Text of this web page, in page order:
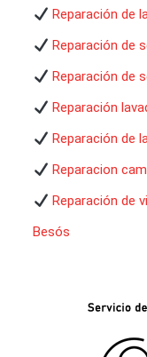
Reparación de
Reparación de
Reparación de
Reparación
Reparación de
Reparacion
Reparación de
Besós